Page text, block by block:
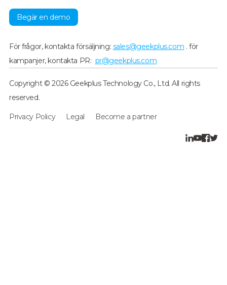
Begär en demo
För frågor, kontakta försäljning: sales@geekplus.com . för
kampanjer, kontakta PR: pr@geekplus.com
Copyright © 2026 Geekplus Technology Co., Ltd. All rights
reserved.
Privacy Policy Legal Become a partner